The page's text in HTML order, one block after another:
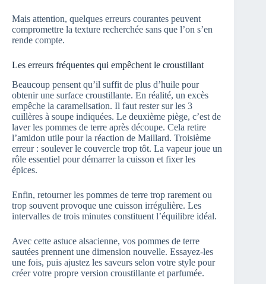
Mais attention, quelques erreurs courantes peuvent
compromettre la texture recherchée sans que l’on s’en
rende compte.
Les erreurs fréquentes qui empêchent le croustillant
Beaucoup pensent qu’il suffit de plus d’huile pour
obtenir une surface croustillante. En réalité, un excès
empêche la caramelisation. Il faut rester sur les 3
cuillères à soupe indiquées. Le deuxième piège, c’est de
laver les pommes de terre après découpe. Cela retire
l’amidon utile pour la réaction de Maillard. Troisième
erreur : soulever le couvercle trop tôt. La vapeur joue un
rôle essentiel pour démarrer la cuisson et fixer les
épices.
Enfin, retourner les pommes de terre trop rarement ou
trop souvent provoque une cuisson irrégulière. Les
intervalles de trois minutes constituent l’équilibre idéal.
Avec cette astuce alsacienne, vos pommes de terre
sautées prennent une dimension nouvelle. Essayez-les
une fois, puis ajustez les saveurs selon votre style pour
créer votre propre version croustillante et parfumée.